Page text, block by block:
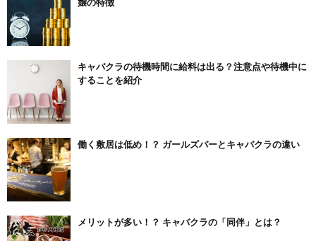
キャバクラの待機時間に給料は出る？注意点や待機中に
することを紹介
働く敷居は低め！？ ガールズバーとキャバクラの違い
メリットが多い！？ キャバクラの「同伴」とは？